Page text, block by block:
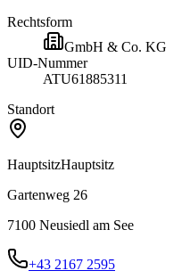
Rechtsform
GmbH & Co. KG
UID-Nummer
ATU61885311
Standort
HauptsitzHauptsitz
Gartenweg 26
7100 Neusiedl am See
+43 2167 2595